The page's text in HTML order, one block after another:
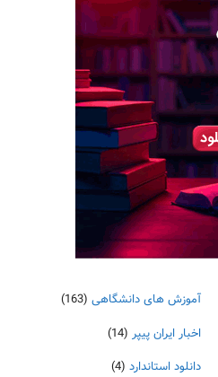
آموزش های دانشگاهی (163)
اخبار ایران پیپر (14)
دانلود استاندارد (4)